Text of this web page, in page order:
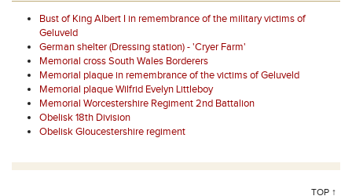
Bust of King Albert I in remembrance of the military victims of
Geluveld
German shelter (Dressing station) - 'Cryer Farm'
Memorial cross South Wales Borderers
Memorial plaque in remembrance of the victims of Geluveld
Memorial plaque Wilfrid Evelyn Littleboy
Memorial Worcestershire Regiment 2nd Battalion
Obelisk 18th Division
Obelisk Gloucestershire regiment
TOP ↑